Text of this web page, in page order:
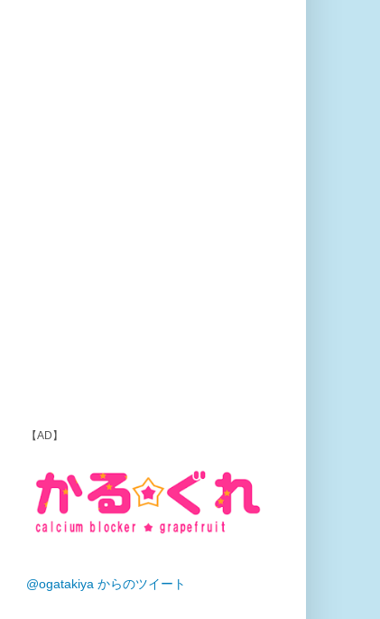
【AD】
@ogatakiya からのツイート